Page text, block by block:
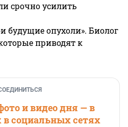
срочно усилить
будущие опухоли». Биолог
приводят к
и видео дня — в
социальных сетях